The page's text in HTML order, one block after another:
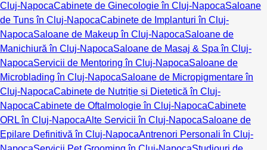
Cluj-NapocaCabinete de Ginecologie în Cluj-NapocaSaloane
de Tuns în Cluj-NapocaCabinete de Implanturi în Cluj-
NapocaSaloane de Makeup în Cluj-NapocaSaloane de
Manichiură în Cluj-NapocaSaloane de Masaj & Spa în Cluj-
NapocaServicii de Mentoring în Cluj-NapocaSaloane de
Microblading în Cluj-NapocaSaloane de Micropigmentare în
Cluj-NapocaCabinete de Nutriție și Dietetică în Cluj-
NapocaCabinete de Oftalmologie în Cluj-NapocaCabinete
ORL în Cluj-NapocaAlte Servicii în Cluj-NapocaSaloane de
Epilare Definitivă în Cluj-NapocaAntrenori Personali în Cluj-